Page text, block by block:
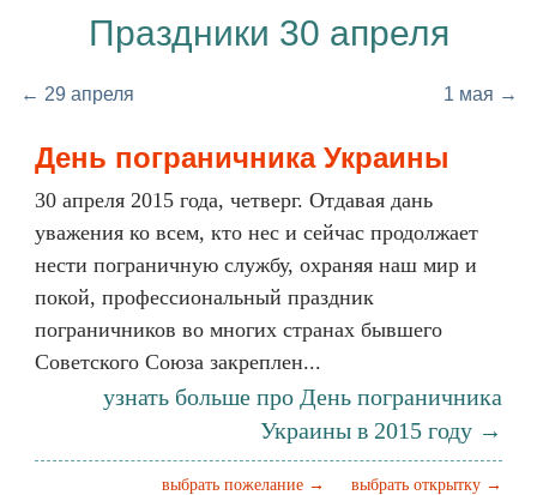
Праздники 30 апреля
← 29 апреля 1 мая →
День пограничника Украины
30 апреля 2015 года, четверг. Отдавая дань
уважения ко всем, кто нес и сейчас продолжает
нести пограничную службу, охраняя наш мир и
покой, профессиональный праздник
пограничников во многих странах бывшего
Советского Союза закреплен...
узнать больше про День пограничника
Украины в 2015 году →
выбрать открытку →
выбрать пожелание →